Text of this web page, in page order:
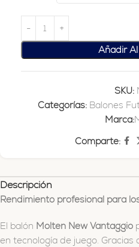
Añadir
SKU:
Categorías: Balones
Marca:
Comparte:
Descripción
Rendimiento profesional para
El balón Molten New Vantaggio
en tecnología de juego. Gracias